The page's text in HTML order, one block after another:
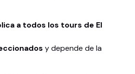
a todos los tours de El
y depende de la